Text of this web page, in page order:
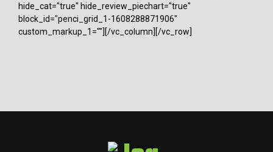
hide_cat="true" hide_review_piechart="true"
block_id="penci_grid_1-1608288871906"
custom_markup_1=""][/vc_column][/vc_row]